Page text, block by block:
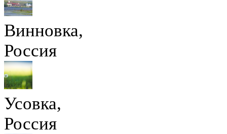
Винновка,
Россия
Усовка,
Россия